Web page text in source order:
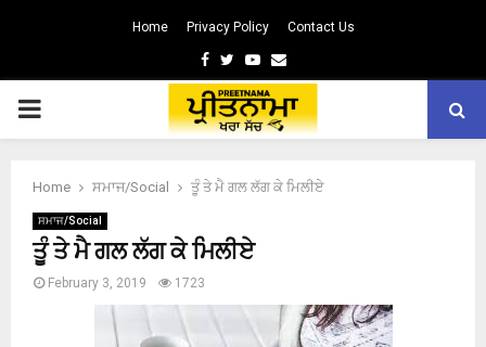
Home Privacy Policy Contact Us
Facebook
TwitterYoutube
Email
PRIMARY
Home ਸਮਾਜ/Social ਤੂੰ ਤੇ ਮੈ ਗਲ ਲੱਗ ਕੇ ਮਿਲੀਏ
ਸਮਾਜ/Social
ਤੂੰ ਤੇ ਮੈ ਗਲ ਲੱਗ ਕੇ ਮਿਲੀਏ
February 3, 2019 1723